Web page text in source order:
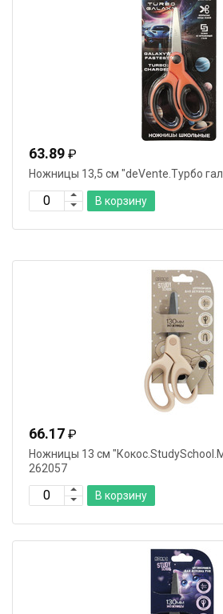
63.89 ₽
Ножницы 13,5 см "deVente.Турбо
В корзину
66.17 ₽
Ножницы 13 см
262057
В корзину